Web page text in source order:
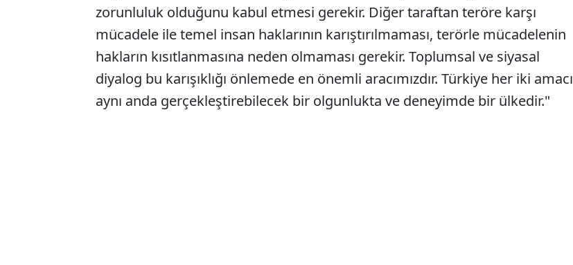
zorunluluk olduğunu kabul etmesi gerekir. Diğer taraftan teröre karşı
mücadele ile temel insan haklarının karıştırılmaması, terörle mücadelenin
hakların kısıtlanmasına neden olmaması gerekir. Toplumsal ve siyasal
diyalog bu karışıklığı önlemede en önemli aracımızdır. Türkiye her iki amacı
aynı anda gerçekleştirebilecek bir olgunlukta ve deneyimde bir ülkedir."